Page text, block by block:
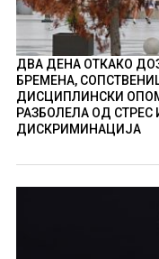
ДВА ДЕНА ОТКАКО
БРЕМЕНА,
ДИСЦИПЛИНСКИ
РАЗБОЛЕЛА ОД СТРЕС
ДИСКРИМИНАЦИЈА